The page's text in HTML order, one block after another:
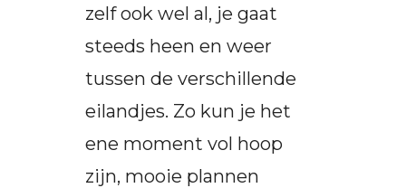
zelf ook wel al, je gaat
steeds heen en weer
tussen de verschillende
eilandjes. Zo kun je het
ene moment vol hoop
zijn, mooie plannen